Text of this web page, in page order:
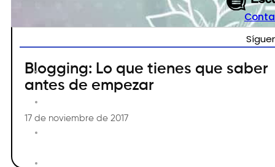
Blogging: Lo que tienes que saber
antes de empezar
17 de noviembre de 2017